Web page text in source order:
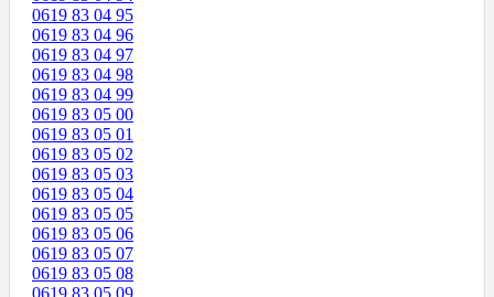
0619 83 04 95
0619 83 04 96
0619 83 04 97
0619 83 04 98
0619 83 04 99
0619 83 05 00
0619 83 05 01
0619 83 05 02
0619 83 05 03
0619 83 05 04
0619 83 05 05
0619 83 05 06
0619 83 05 07
0619 83 05 08
0619 83 05 09